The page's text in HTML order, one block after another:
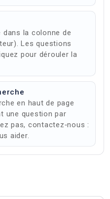
la colonne de
Les questions
pour dérouler la
en haut de page
une question par
pas, contactez‑nous :
aider.